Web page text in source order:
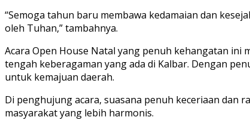
“Semoga tahun baru membawa kedamaian dan
oleh Tuhan,” tambahnya.
Acara Open House Natal yang penuh kehangatan
tengah keberagaman yang ada di Kalbar. Dengan
untuk kemajuan daerah.
Di penghujung acara, suasana penuh keceriaan dan
masyarakat yang lebih harmonis.